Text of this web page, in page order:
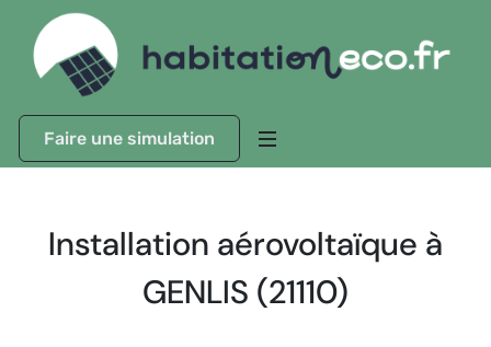
Faire une simulation
Installation aérovoltaïque à
GENLIS (21110)